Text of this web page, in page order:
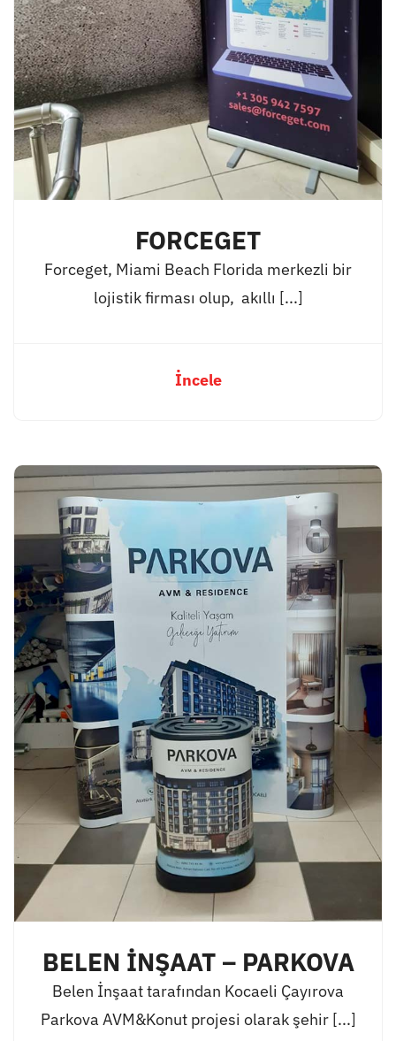
FORCEGET
Forceget, Miami Beach Florida merkezli bir
lojistik firması olup, akıllı [...]
İncele
BELEN İNŞAAT – PARKOVA
Belen İnşaat tarafından Kocaeli Çayırova
Parkova AVM&Konut projesi olarak şehir [...]